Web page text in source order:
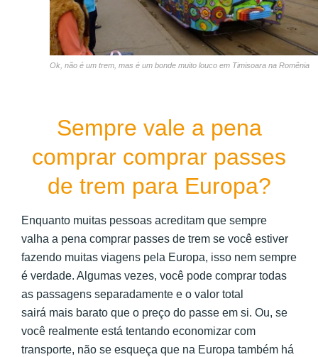
Ok, não é um trem, mas é um bonde muito louco em Timisoara na Romênia
Sempre vale a pena
comprar comprar passes
de trem para Europa?
Enquanto muitas pessoas acreditam que sempre
valha a pena comprar passes de trem se você estiver
fazendo muitas viagens pela Europa, isso nem sempre
é verdade. Algumas vezes, você pode comprar todas
as passagens separadamente e o valor total
sairá mais barato que o preço do passe em si. Ou, se
você realmente está tentando economizar com
transporte, não se esqueça que na Europa também há